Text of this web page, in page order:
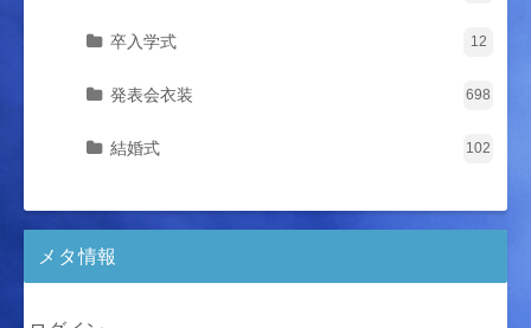
卒入学式 12
発表会衣装 698
結婚式 102
メタ情報